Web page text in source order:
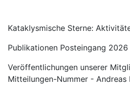
Kataklysmische Sterne:
Publikationen Posteingang
Veröffentlichungen unserer
Mitteilungen-Nummer - Andreas